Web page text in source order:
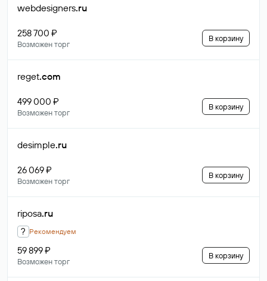
webdesigners.ru
258 700 ₽
Возможен торг
В корзину
reget.com
499 000 ₽
Возможен торг
В корзину
desimple.ru
26 069 ₽
Возможен торг
В корзину
riposa.ru
? Рекомендуем
59 899 ₽
Возможен торг
В корзину